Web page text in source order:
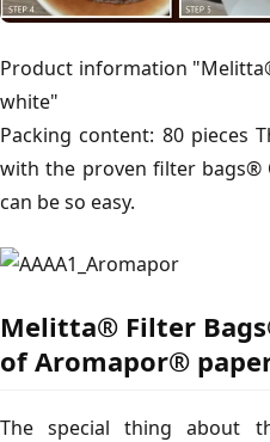
Product information
white"
Packing content: 80 pieces
with the proven filter bags®
can be so easy.
Melitta® Filter
of Aromapor®
The special thing about